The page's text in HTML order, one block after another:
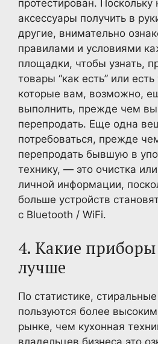
протестирован. Поскольку
аксессуары получить в
другие, внимательно
правилами и условиями
площадки, чтобы узнать,
товары “как есть” или
которые вам, возможно,
выполнить, прежде чем
перепродать. Еще одна
потребоваться, прежде
перепродать бывшую в
технику, — это очистка
личной информации,
больше устройств
с Bluetooth / WiFi.
4. Какие
лучше
По статистике,
пользуются более
рынке, чем кухонная
владельцев бизнеса это